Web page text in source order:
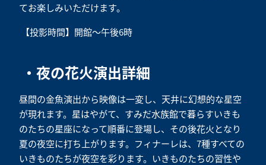
てお楽しみいただけます。
【投影時間】開館～午後6時
・夜の花火演出詳細
昼間の金魚演出から映像は一変し、天井に幻想的な星空
が現れます。星はやがて、すみだ水族館で暮らすいきも
のたちの星座になって順番に登場し、その後花火となり
夏の夜空に打ち上がります。フィナーレは、7種すべての
いきものたちが夜空を彩ります。いきものたちの習性や